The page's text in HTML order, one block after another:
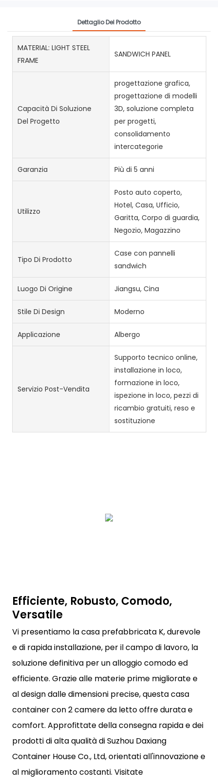
Dettaglio Del Prodotto
MATERIAL: LIGHT STEEL
FRAME
SANDWICH PANEL
Capacità Di Soluzione
Del Progetto
progettazione grafica,
progettazione di modelli
3D, soluzione completa
per progetti,
consolidamento
intercategorie
Garanzia Più di 5 anni
Utilizzo
Posto auto coperto,
Hotel, Casa, Ufficio,
Garitta, Corpo di guardia,
Negozio, Magazzino
Tipo Di Prodotto
Case con pannelli
sandwich
Luogo Di Origine Jiangsu, Cina
Stile Di Design Moderno
Applicazione Albergo
Servizio Post-Vendita
Supporto tecnico online,
installazione in loco,
formazione in loco,
ispezione in loco, pezzi di
ricambio gratuiti, reso e
sostituzione
Efficiente, Robusto, Comodo,
Versatile
Vi presentiamo la casa prefabbricata K, durevole
e di rapida installazione, per il campo di lavoro, la
soluzione definitiva per un alloggio comodo ed
efficiente. Grazie alle materie prime migliorate e
al design dalle dimensioni precise, questa casa
container con 2 camere da letto offre durata e
comfort. Approfittate della consegna rapida e dei
prodotti di alta qualità di Suzhou Daxiang
Container House Co., Ltd, orientati all'innovazione e
al miglioramento costanti. Visitate